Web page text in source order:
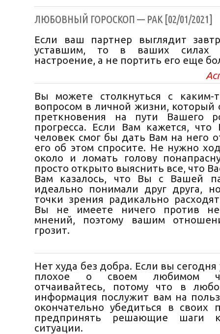
ЛЮБОВНЫЙ ГОРОСКОП — РАК [02/01/2021]
Если ваш партнер выглядит
уставшим, то в ваших силах
настроение, а не портить его еще
Вы можете столкнуться с каким-
вопросом в личной жизни, который
преткновения на пути Вашего
прогресса. Если Вам кажется,
человек смог бы дать Вам на него
его об этом спросите. Не нужно
около и ломать голову
просто открыто выяснить все, что
Вам казалось, что Вы с Вашей
идеально понимали друг друга,
точки зрения радикально
Вы не имеете ничего против
мнений, поэтому вашим
грозит.
Нет худа без добра. Если вы сегодня
плохое о своем любимом
отчаивайтесь, потому что в
информация послужит вам на
окончательно убедиться в своих
предпринять решающие шаги
ситуации.